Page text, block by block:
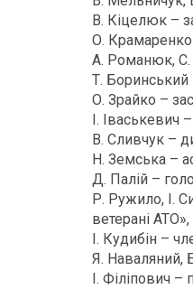
В. Кіцелюк –
О. Крамаренко
А. Романюк, С.
Т. Боринський
О. Зрайко –
І. Іваськевич
В. Сливчук –
Н. Земська –
Д. Палій –
Р. Ружило, І.
ветерані АТО»,
І. Кудибін –
Я. Наваляний,
І. Філіпович –